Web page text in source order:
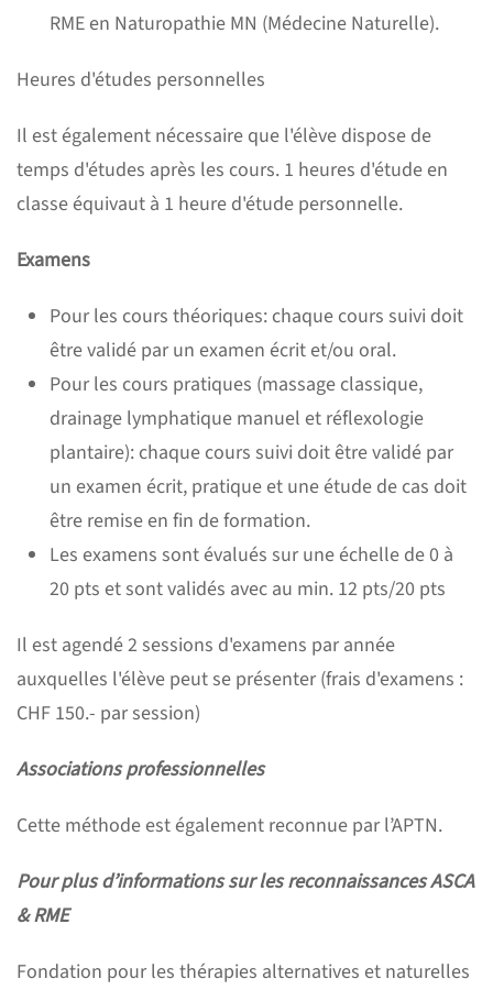
RME en Naturopathie MN (Médecine Naturelle).
Heures d'études personnelles
Il est également nécessaire que l'élève dispose de
temps d'études après les cours. 1 heures d'étude en
classe équivaut à 1 heure d'étude personnelle.
Examens
Pour les cours théoriques: chaque cours suivi doit
être validé par un examen écrit et/ou oral.
Pour les cours pratiques (massage classique,
drainage lymphatique manuel et réflexologie
plantaire): chaque cours suivi doit être validé par
un examen écrit, pratique et une étude de cas doit
être remise en fin de formation.
Les examens sont évalués sur une échelle de 0 à
20 pts et sont validés avec au min. 12 pts/20 pts
Il est agendé 2 sessions d'examens par année
auxquelles l'élève peut se présenter (frais d'examens :
CHF 150.- par session)
Associations professionnelles
Cette méthode est également reconnue par l’APTN.
Pour plus d’informations sur les reconnaissances ASCA
& RME
Fondation pour les thérapies alternatives et naturelles